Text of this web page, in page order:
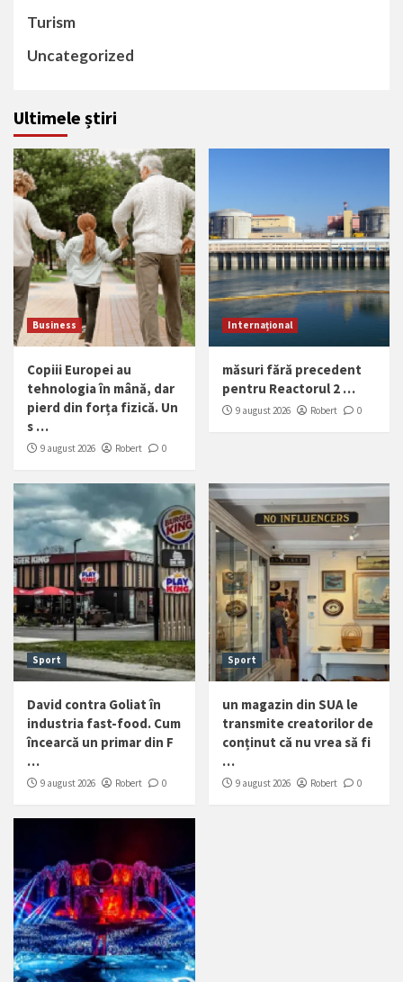
Turism
Uncategorized
Ultimele știri
Business
Copiii Europei au
tehnologia în mână, dar
pierd din forța fizică. Un
s …
9 august 2026 Robert 0
Internațional
măsuri fără precedent
pentru Reactorul 2 …
9 august 2026 Robert 0
Sport
David contra Goliat în
industria fast-food. Cum
încearcă un primar din F
…
9 august 2026 Robert 0
Sport
un magazin din SUA le
transmite creatorilor de
conținut că nu vrea să fi
…
9 august 2026 Robert 0